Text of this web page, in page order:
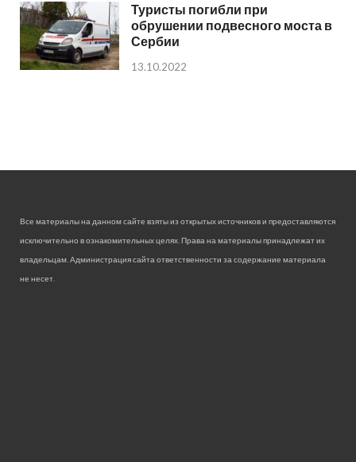
Туристы погибли при
обрушении подвесного моста в
Сербии
13.10.2022
Все материалы на данном сайте взяты из открытых источников и предоставляются
исключительно в ознакомительных целях. Права на материалы принадлежат их
владельцам. Администрация сайта ответственности за содержание материала
не несет.